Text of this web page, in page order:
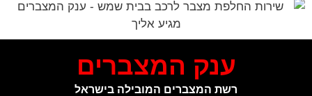
ענק המצברים
רשת המצברים המובילה בישראל